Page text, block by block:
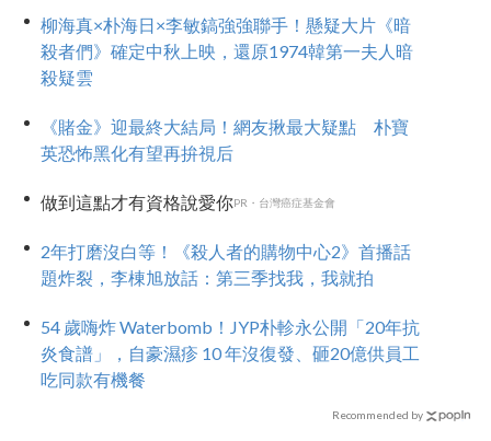
柳海真×朴海日×李敏鎬強強聯手！懸疑大片《暗
殺者們》確定中秋上映，還原1974韓第一夫人暗
殺疑雲
《賭金》迎最終大結局！網友揪最大疑點 朴寶
英恐怖黑化有望再拚視后
做到這點才有資格說愛你PR・台灣癌症基金會
2年打磨沒白等！《殺人者的購物中心2》首播話
題炸裂，李棟旭放話：第三季找我，我就拍
54 歲嗨炸 Waterbomb！JYP朴軫永公開「20年抗
炎食譜」，自豪濕疹 10 年沒復發、砸20億供員工
吃同款有機餐
Recommended by